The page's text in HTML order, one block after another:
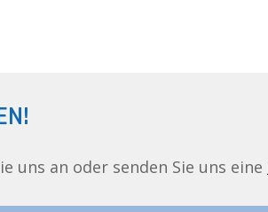
uns an oder senden Sie uns eine